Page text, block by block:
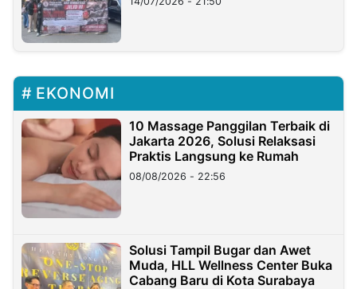
EKONOMI
10 Massage Panggilan Terbaik di
Jakarta 2026, Solusi Relaksasi
Praktis Langsung ke Rumah
08/08/2026 - 22:56
Solusi Tampil Bugar dan Awet
Muda, HLL Wellness Center Buka
Cabang Baru di Kota Surabaya